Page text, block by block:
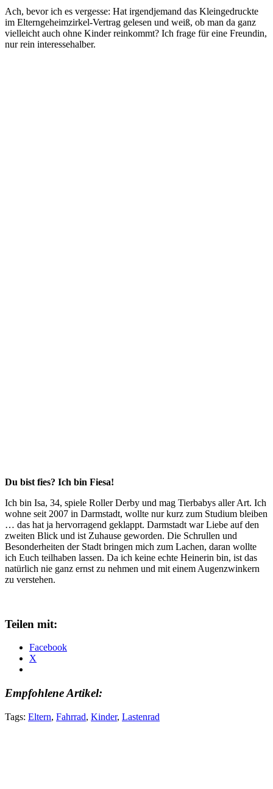
Ach, bevor ich es vergesse: Hat irgendjemand das Kleingedruckte
im Elterngeheimzirkel-Vertrag gelesen und weiß, ob man da ganz
vielleicht auch ohne Kinder reinkommt? Ich frage für eine Freundin,
nur rein interessehalber.
Du bist fies? Ich bin Fiesa!
Ich bin Isa, 34, spiele Roller Derby und mag Tierbabys aller Art. Ich
wohne seit 2007 in Darmstadt, wollte nur kurz zum Studium bleiben
… das hat ja hervorragend geklappt. Darmstadt war Liebe auf den
zweiten Blick und ist Zuhause geworden. Die Schrullen und
Besonderheiten der Stadt bringen mich zum Lachen, daran wollte
ich Euch teilhaben lassen. Da ich keine echte Heinerin bin, ist das
natürlich nie ganz ernst zu nehmen und mit einem Augenzwinkern
zu verstehen.
Teilen mit:
Facebook
X
Empfohlene Artikel:
Tags: Eltern, Fahrrad, Kinder, Lastenrad